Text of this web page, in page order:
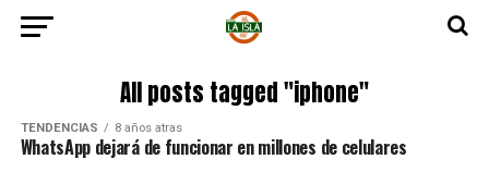
All posts tagged "iphone"
TENDENCIAS 8 años atras
WhatsApp dejará de funcionar en millones de celulares